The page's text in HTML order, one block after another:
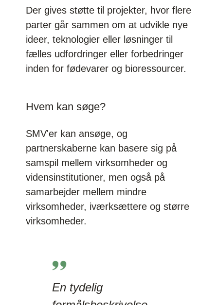
Der gives støtte til projekter, hvor flere
parter går sammen om at udvikle nye
ideer, teknologier eller løsninger til
fælles udfordringer eller forbedringer
inden for fødevarer og bioressourcer.
Hvem kan søge?
SMV'er kan ansøge, og
partnerskaberne kan basere sig på
samspil mellem virksomheder og
vidensinstitutioner, men også på
samarbejder mellem mindre
virksomheder, iværksættere og større
virksomheder.
En tydelig